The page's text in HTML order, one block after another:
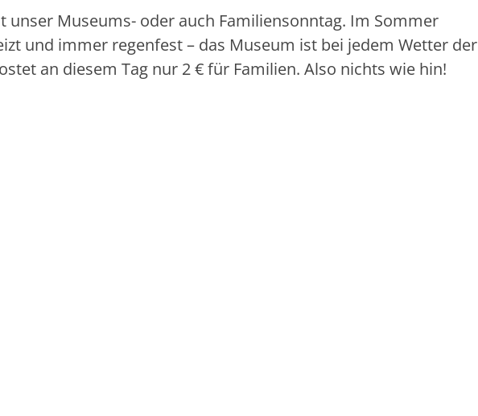
unser Museums- oder auch Familiensonntag. Im Sommer
und immer regenfest – das Museum ist bei jedem Wetter der
an diesem Tag nur 2 € für Familien. Also nichts wie hin!